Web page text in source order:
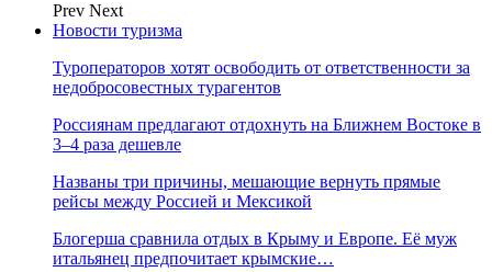
Prev Next
Новости туризма
Туроператоров хотят освободить от ответственности за
недобросовестных турагентов
Россиянам предлагают отдохнуть на Ближнем Востоке в
3–4 раза дешевле
Названы три причины, мешающие вернуть прямые
рейсы между Россией и Мексикой
Блогерша сравнила отдых в Крыму и Европе. Её муж
итальянец предпочитает крымские…